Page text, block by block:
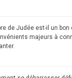
de Judée est-il un bon
majeurs à